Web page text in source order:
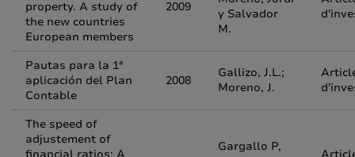
property. A study of
the new countries
European members
2009
y Salvador
M.
Pautas para la 1ª
aplicación del Plan
Contable
2008
Gallizo, J.L.;
Moreno, J.
The speed of
adjustement of
Gargallo P,